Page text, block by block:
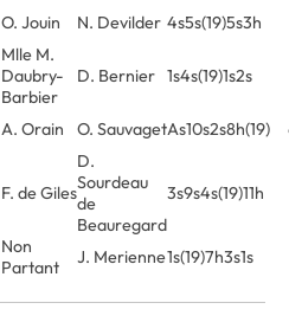
O. Jouin N. Devilder 4s5s(19)5s3h
Mlle M.
Daubry-
Barbier
D. Bernier 1s4s(19)1s2s
A. Orain O. SauvagetAs10s2s8h(19)
F. de Giles
D.
Sourdeau
de
Beauregard
3s9s4s(19)11h
Non
Partant
J. Merienne1s(19)7h3s1s